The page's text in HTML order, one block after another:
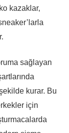
kazaklar,
sağlayan
kurar. Bu
için